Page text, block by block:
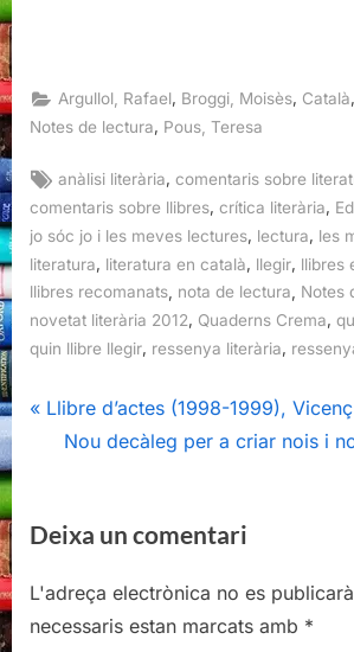
Argullol, Rafael, Broggi, Moisès, Català,
Notes de lectura, Pous, Teresa
Tags:
anàlisi literària,comentaris sobre
comentaris sobre llibres crítica literària
jo sóc jo i les meves lectures lectura les
literatura
literatura en català llegir llibres
llibres recomanats nota de lectura Notes
novetat literària 2012, Quaderns Crema,
quin llibre llegir ressenya literària
Navegació
d'entrades
P
i
u
s
Llibre d’actes (1998-1999),
N
t
o
s
Nou decàleg per a criar nois i
Deixa un comentari
L'adreça electrònica no es
necessaris estan marcats amb *